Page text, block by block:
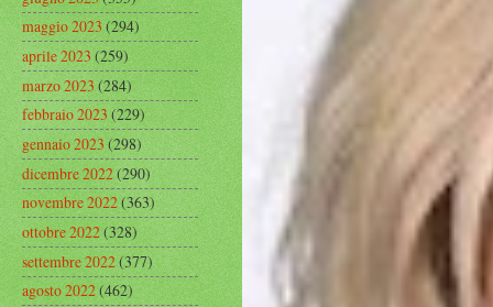
maggio 2023(294)
aprile 2023(259)
marzo 2023(284)
febbraio 2023(229)
gennaio 2023(298)
dicembre 2022(290)
novembre 2022(363)
ottobre 2022(328)
settembre 2022(377)
agosto 2022(462)